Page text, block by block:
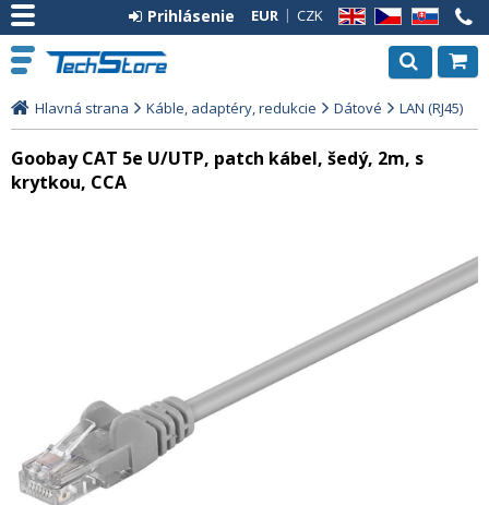
EN CZ SK
EUR CZK
Prihlásenie
Hlavná strana Káble, adaptéry, redukcie Dátové LAN (RJ45)
Goobay CAT 5e U/UTP, patch kábel, šedý, 2m, s
krytkou, CCA